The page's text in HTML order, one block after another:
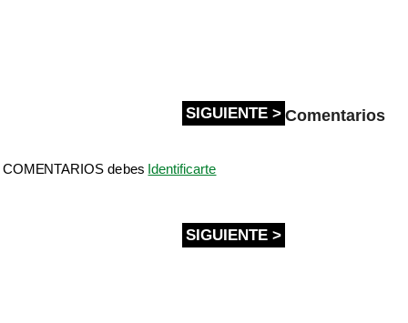
SIGUIENTE > Comentarios
debes Identificarte
SIGUIENTE >